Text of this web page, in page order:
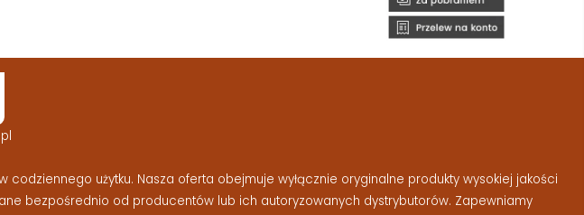
użytku. Nasza oferta obejmuje wyłącznie oryginalne produkty wysokiej jakości
bezpośrednio od producentów lub ich autoryzowanych dystrybutorów. Zapewniamy